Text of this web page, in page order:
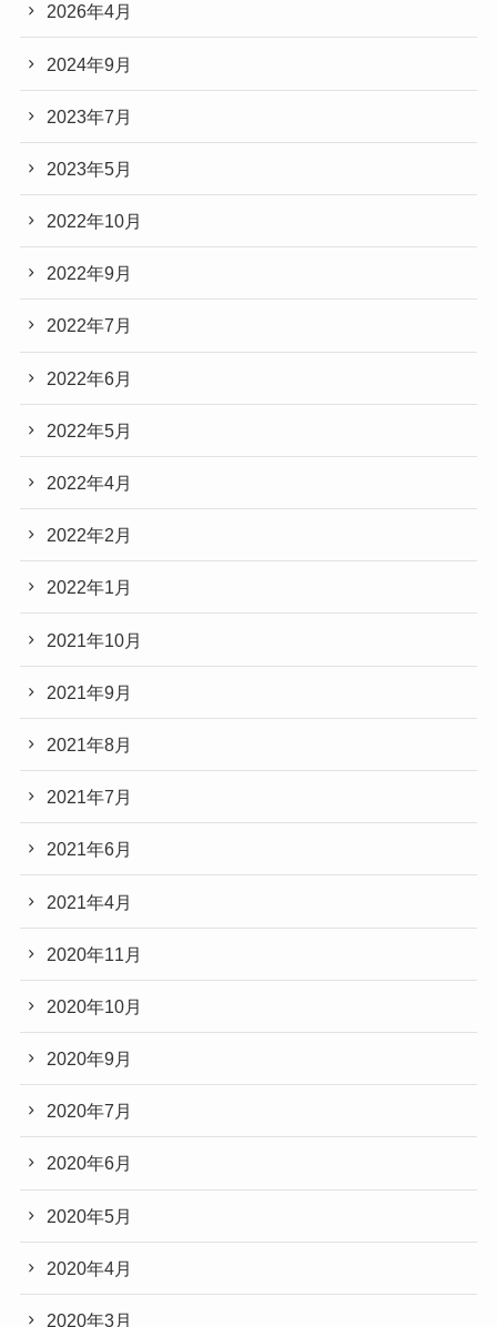
2026年4月
2024年9月
2023年7月
2023年5月
2022年10月
2022年9月
2022年7月
2022年6月
2022年5月
2022年4月
2022年2月
2022年1月
2021年10月
2021年9月
2021年8月
2021年7月
2021年6月
2021年4月
2020年11月
2020年10月
2020年9月
2020年7月
2020年6月
2020年5月
2020年4月
2020年3月